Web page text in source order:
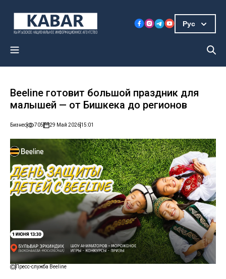
Рус
Beeline готовит большой праздник для
малышей — от Бишкека до регионов
Бизнес 705 29 Май 202615:01
Пресс-служба Beeline